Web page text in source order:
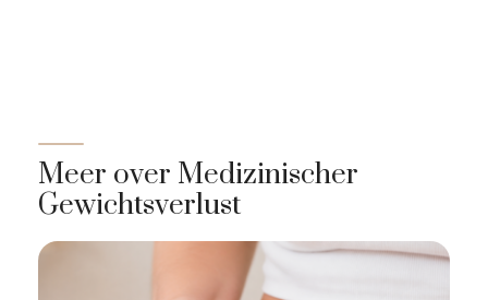
Meer over Medizinischer
Gewichtsverlust